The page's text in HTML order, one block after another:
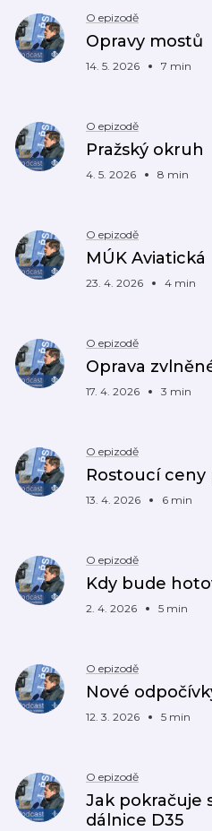
O epizodě
Opravy mostů
14. 5. 2026 7 min
O epizodě
Pražský okruh
4. 5. 2026 8 min
O epizodě
MÚK Aviatická
23. 4. 2026 4 min
O epizodě
Oprava
17. 4. 2026 3 min
O epizodě
Rostoucí ceny
13. 4. 2026 6 min
O epizodě
Kdy bude
2. 4. 2026 5 min
O epizodě
Nové
12. 3. 2026 5 min
O epizodě
Jak pokračuje
dálnice D35